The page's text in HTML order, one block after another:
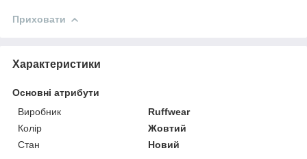
Приховати
Характеристики
Основні атрибути
Виробник
Ruffwear
Колір
Жовтий
Стан
Новий